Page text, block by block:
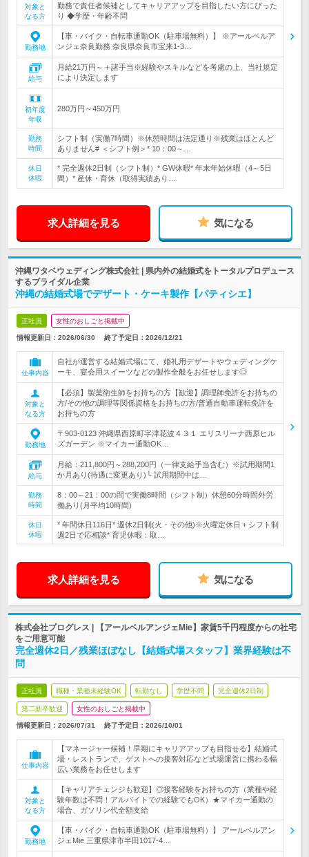
対象と
なる方
勤務で責任者候補としてキャリアアップを目指したい方にぴった
り ◆学歴・年齢不問
勤務地
【車・バイク・自転車通勤OK（駐車場無料）】 ※アールベルア
ンジェ奈良勤務 奈良県奈良市宝来1-3…
給与
月給21万円～＋諸手当※経験やスキルなどを考慮の上、当社規定
により決定します
初年度
年収
280万円～450万円
勤務
時間
シフト制（実働7時間）※休憩時間は法定通り※残業はほとんど
ありません# ＜シフト例＞* 10：00～…
休日
休暇
* 完全週休2日制（シフト制）* GW休暇* 年末年始休暇（4～5日
間）* 産休・育休（取得実績あり…
求人詳細を見る 気になる
沖縄ワタベウェディング株式会社 | 県内外の結婚式をトータルプロデュース
するブライダル企業
沖縄の結婚式場でデザート・ケーキ製作【パティシエ】
正社員 女性のおしごと掲載中
情報更新日：2026/06/30 終了予定日： 2026/12/21
仕事内容
自社が運営する結婚式場にて、婚礼用デザートやウェディングケ
ーキ、宴会用スイーツなどの製作全般をお任せします◎
対象と
なる方
【必須】製菓衛生師をお持ちの方【歓迎】調理師免許をお持ちの
方/その他の調理等関係資格をお持ちの方/普通自動車運転免許を
お持ちの方
勤務地
〒903-0123 沖縄県西原町字津花波４３１ エリスリーナ西原ヒル
ズガーデン ※マイカー通勤OK…
給与
月給：211,800円～288,200円（一律支給手当含む）※試用期間1
か月あり(待遇に変更あり)└ 試用期間中は…
勤務
時間
8：00～21：00の間で実働8時間（シフト制）休憩60分時間外労
働あり(月平均10時間)
休日
休暇
* 年間休日116日* 週休2日制(火・その他)※火曜定休日＋シフト制
週2日で応相談* 育児休暇：取…
求人詳細を見る 気になる
株式会社プログレス | 【アールベルアンジェMie】家賃5千円程度からの社宅
をご用意可能
完全週休2日／残業ほぼなし【結婚式場スタッフ】業界経験は不
問
正社員 職種・業種未経験OK 転勤なし 学歴不問 完全週休2日制
第二新卒歓迎 女性のおしごと掲載中
情報更新日：2026/07/31 終了予定日： 2026/10/01
仕事内容
【マネージャー候補！早期にキャリアアップも目指せる】結婚式
場・レストランで、ゲストへの接客対応など式場運営に携わる幅
広い業務をお任せします
対象と
なる方
【キャリアチェンジも歓迎】◎接客経験をお持ちの方（業種や経
験年数は不問！アルバイトでの経験でもOK）★マイカー通勤の
場合、ガソリン代全額支給
勤務地
【車・バイク・自転車通勤OK（駐車場無料）】 アールベルアン
ジェMie 三重県津市半田1017-4…